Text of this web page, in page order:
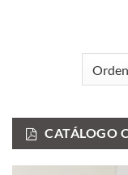
CATÁLOGO